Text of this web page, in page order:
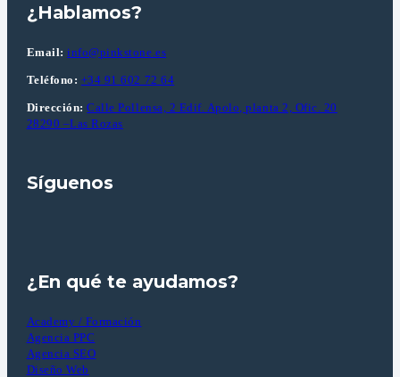
¿Hablamos?
Email: info@pinkstone.es
Teléfono: +34 91 602 72 64
Dirección: Calle Pollensa, 2 Edif. Apolo, planta 2, Ofic. 20
28290 –Las Rozas
Síguenos
¿En qué te ayudamos?
Academy / Formación
Agencia PPC
Agencia SEO
Diseño Web